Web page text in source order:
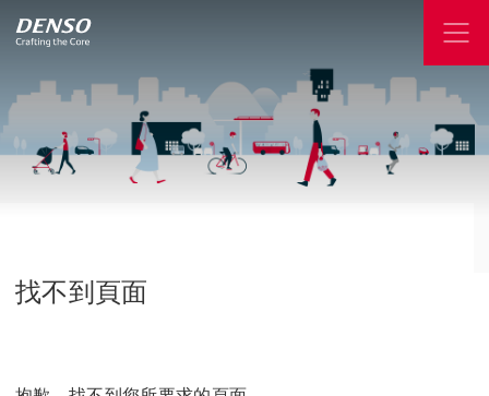
找不到頁面